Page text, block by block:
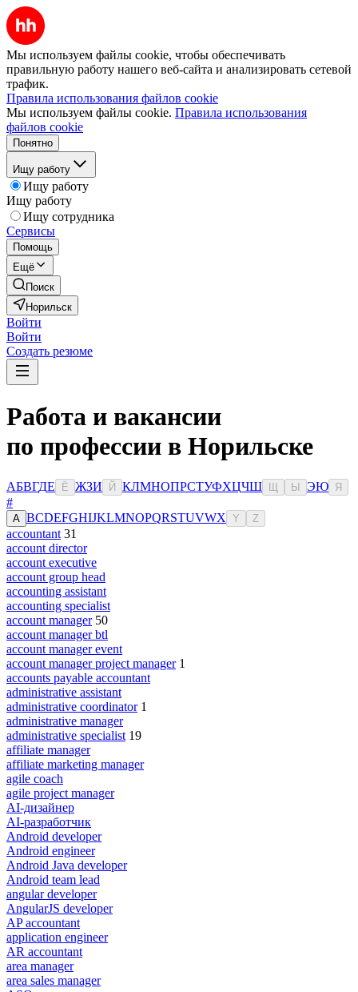
Мы используем файлы cookie, чтобы обеспечивать
правильную работу нашего веб-сайта и анализировать сетевой
трафик.
Правила использования файлов cookie
Мы используем файлы cookie. Правила использования
файлов cookie
Понятно
Ищу работу
Ищу работу
Ищу работу
Ищу сотрудника
Сервисы
Помощь
Ещё
Поиск
Норильск
Войти
Войти
Создать резюме
Работа и вакансии
по профессии в Норильске
АБВГДЕ Ё ЖЗИ Й КЛМНОПРСТУФХЦЧШ Ы ЭЮ Я
#
A BCDEFGHIJKLMNOPQRSTUVWX Y Z
accountant 31
account director
account executive
account group head
accounting assistant
accounting specialist
account manager 50
account manager btl
account manager event
account manager project manager 1
accounts payable accountant
administrative assistant
administrative coordinator 1
administrative manager
administrative specialist 19
affiliate manager
affiliate marketing manager
agile coach
agile project manager
AI-дизайнер
AI-разработчик
Android developer
Android engineer
Android Java developer
Android team lead
angular developer
AngularJS developer
AP accountant
application engineer
AR accountant
area manager
area sales manager